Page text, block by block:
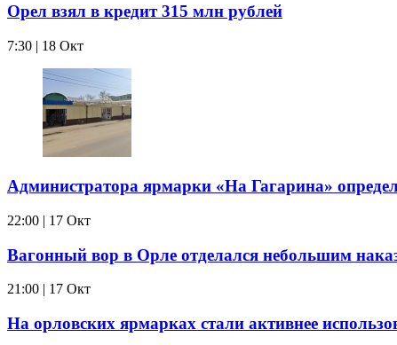
Орел взял в кредит 315 млн рублей
7:30 | 18 Окт
Администратора ярмарки «На Гагарина»
22:00 | 17 Окт
Вагонный вор в Орле отделался небольшим
21:00 | 17 Окт
На орловских ярмарках стали активнее